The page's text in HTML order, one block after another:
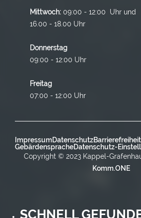
Mittwoch: 09:00 - 12:00 Uhr und
16.00 - 18.00 Uhr
Donnerstag
09:00 - 12:00 Uhr
Freitag
07:00 - 12:00
ImpressumDatenschutzBarrierefreiheit
GebärdenspracheDatenschutz-
Copyright © 2023 Kappel-
Komm.ONE
SCHNELL